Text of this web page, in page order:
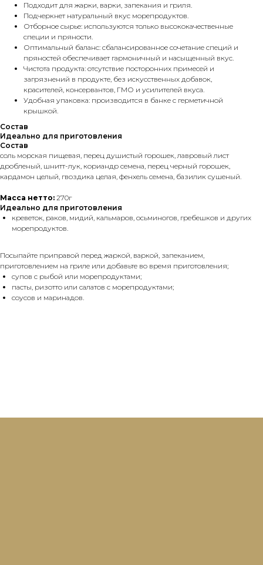
Подходит для жарки, варки, запекания и гриля.
Подчеркнет натуральный вкус морепродуктов.
Отборное сырье: используются только высококачественные
специи и пряности.
Оптимальный баланс: сбалансированное сочетание специй и
пряностей обеспечивает гармоничный и насыщенный вкус.
Чистота продукта: отсутствие посторонних примесей и
загрязнений в продукте, без искусственных добавок,
красителей, консервантов, ГМО и усилителей вкуса.
Удобная упаковка: производится в банке с герметичной
крышкой.
Состав
Идеально для приготовления
Состав
соль морская пищевая, перец душистый горошек, лавровый лист
дробленый, шнитт-лук, кориандр семена, перец черный горошек,
кардамон целый, гвоздика целая, фенхель семена, базилик сушеный.
Масса нетто: 270г
Идеально для приготовления
креветок, раков, мидий, кальмаров, осьминогов, гребешков и других
морепродуктов.
Посыпайте приправой перед жаркой, варкой, запеканием,
приготовлением на гриле или добавьте во время приготовления;
супов с рыбой или морепродуктами;
пасты, ризотто или салатов с морепродуктами;
соусов и маринадов.
Офис: